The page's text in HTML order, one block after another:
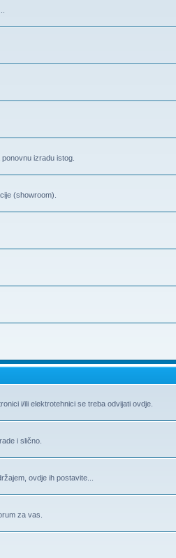
izradu istog.
(showroom).
i/ili elektrotehnici se treba odvijati ovdje.
i slično.
ovdje ih postavite...
za vas.